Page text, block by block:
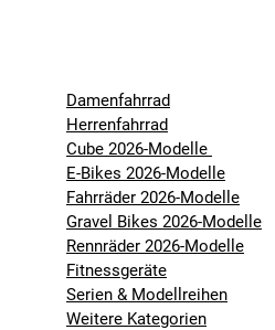
Damenfahrrad
Herrenfahrrad
Cube 2026-Modelle
E-Bikes 2026-Modelle
Fahrräder 2026-Modelle
Gravel Bikes 2026-Modelle
Rennräder 2026-Modelle
Fitnessgeräte
Serien & Modellreihen
Weitere Kategorien